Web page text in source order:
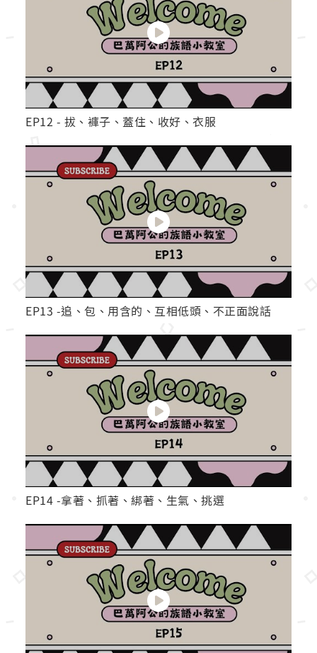
EP12 - 拔、褲子、蓋住、收好、衣服
EP13 -追、包、用含的、互相低頭、不正面說話
EP14 -拿著、抓著、綁著、生氣、挑選